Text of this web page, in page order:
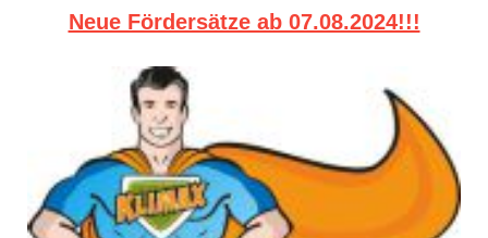
Neue Fördersätze ab 07.08.2024!!!